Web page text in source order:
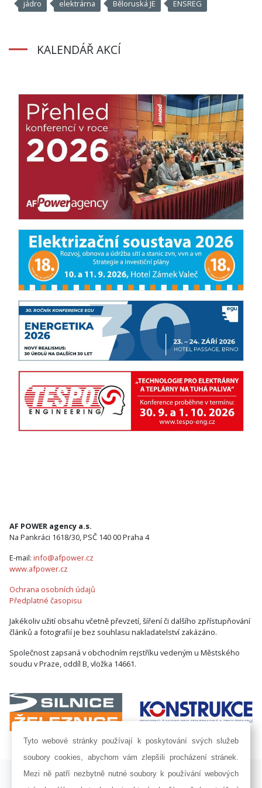
jádro elektrárna Běloruská JE ENSREG
KALENDÁŘ AKCÍ
AF POWER agency a.s.
Na Pankráci 1618/30, PSČ 140 00 Praha 4
E-mail: info@afpower.cz
www.afpower.cz
Ochrana osobních údajů
Předplatné časopisu
Jakékoliv užití obsahu včetně převzetí, šíření či dalšího zpřístupňování
článků a fotografií je bez souhlasu nakladatelství zakázáno.
Společnost zapsaná v obchodním rejstříku vedeným u Městského
soudu v Praze, oddíl B, vložka 14661.
ISSN 1802-8535 © 2009 - 2026 AF POWER agency a.s. |
Nastavení
Tyto webové stránky používají k poskytování svých služeb
soubory cookies, abychom vám zlepšili procházení stránek.
Mezi ně patří nezbytně nutné soubory k používání webových